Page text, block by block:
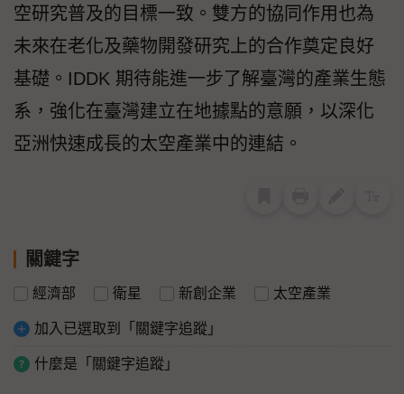
空研究普及的目標一致。雙方的協同作用也為
未來在老化及藥物開發研究上的合作奠定良好
基礎。IDDK 期待能進一步了解臺灣的產業生態
系，強化在臺灣建立在地據點的意願，以深化
亞洲快速成長的太空產業中的連結。
關鍵字
經濟部 衛星 新創企業 太空產業
加入已選取到「關鍵字追蹤」
什麼是「關鍵字追蹤」